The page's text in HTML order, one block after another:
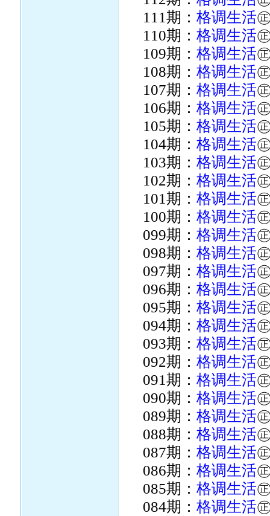
111期：格调生活
110期：格调生活
109期：格调生活
108期：格调生活
107期：格调生活
106期：格调生活
105期：格调生活
104期：格调生活
103期：格调生活
102期：格调生活
101期：格调生活
100期：格调生活
099期：格调生活
098期：格调生活
097期：格调生活
096期：格调生活
095期：格调生活
094期：格调生活
093期：格调生活
092期：格调生活
091期：格调生活
090期：格调生活
089期：格调生活
088期：格调生活
087期：格调生活
086期：格调生活
085期：格调生活
084期：格调生活